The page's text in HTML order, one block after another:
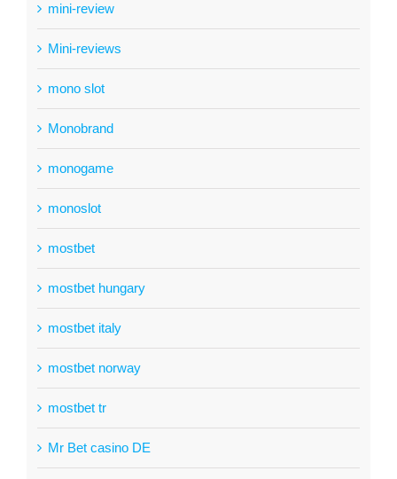
mini-review
Mini-reviews
mono slot
Monobrand
monogame
monoslot
mostbet
mostbet hungary
mostbet italy
mostbet norway
mostbet tr
Mr Bet casino DE